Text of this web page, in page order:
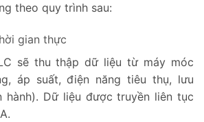
theo quy trình sau:
gian thực
sẽ thu thập dữ liệu từ máy móc
áp suất, điện năng tiêu thụ, lưu
hành). Dữ liệu được truyền liên tục